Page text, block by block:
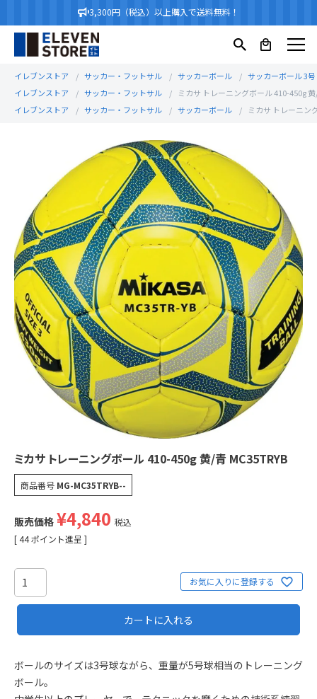
3,300円（税込）以上購入で送料無料！
イレブンストア サッカー・フットサル サッカーボール
サッカーボール 3号
イレブンストア
サッカー・フットサル
ミカサ トレーニングボール 410-450g 黄
イレブンストア
サッカー・フットサル サッカーボール ミカサ トレーニン
ミカサ トレーニングボール 410-450g 黄/青 MC35TRYB
商品番号 MG-MC35TRYB--
販売価格 ¥4,840 税込
[44ポイント進呈 ]
お気に入りに登録する
カートに入れる
ボールのサイズは3号球ながら、重量が5号球相当のトレーニング
ボール。